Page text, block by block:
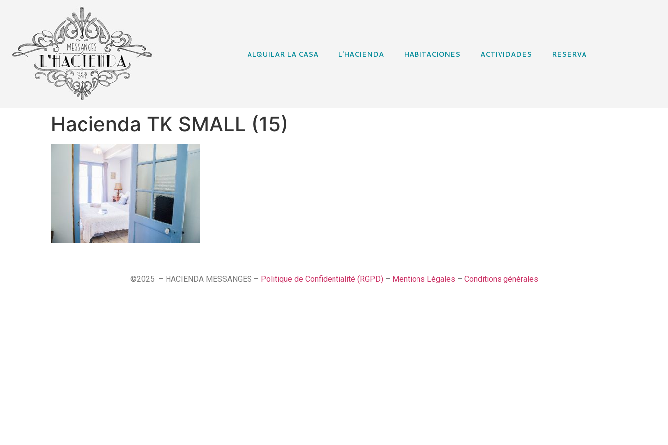
ALQUILAR LA CASA L'HACIENDA HABITACIONES ACTIVIDADES RESERVA
Hacienda TK SMALL (15)
©2025 – HACIENDA MESSANGES – Politique de Confidentialité (RGPD)– Mentions Légales – Conditions générales